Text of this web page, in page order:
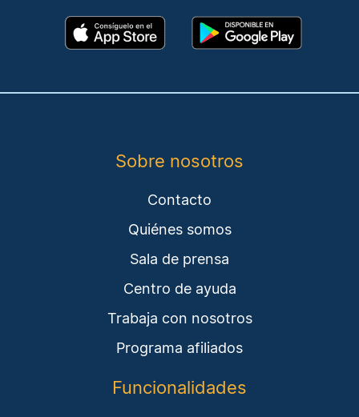
Sobre nosotros
Contacto
Quiénes somos
Sala de prensa
Centro de ayuda
Trabaja con nosotros
Programa afiliados
Funcionalidades